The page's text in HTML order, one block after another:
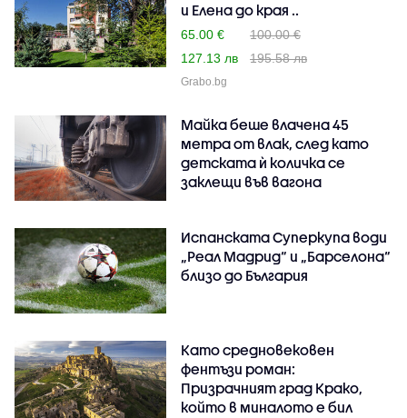
и Елена до края ..
65.00 €
100.00 €
127.13 лв
195.58 лв
Grabo.bg
Майка беше влачена 45
метра от влак, след като
детската ѝ количка се
заклещи във вагона
Испанската Суперкупа води
„Реал Мадрид“ и „Барселона“
близо до България
Като средновековен
фентъзи роман:
Призрачният град Крако,
който в миналото е бил